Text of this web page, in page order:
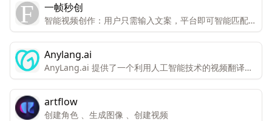
一帧秒创
智能视频创作：用户只需输入文案，平台即可智能匹配图
文，一键生成视频。 数字人播报平台：提供数字分身，
实现AI新主播的视频播报与直播服务。 智能文案写作：
AI助力，快速生成高品质文案内容。 智能绘画生成：输
入Prompt，即可生成画作，创作高品质素材。
Anylang.ai
AnyLang.ai 提供了一个利用人工智能技术的视频翻译平
台，旨在帮助用户跨越语言障碍，提高视频内容的全球可
访问性和参与度。
artflow
创建角色 、生成图像 、创建视频